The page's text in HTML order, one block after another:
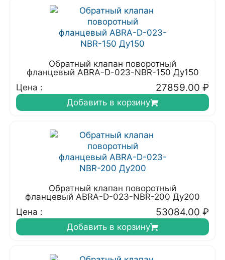
Обратный клапан поворотный
фланцевый ABRA-D-023-NBR-150 Ду150
Цена :
27859.00 ₽
Добавить в корзину
Обратный клапан поворотный
фланцевый ABRA-D-023-NBR-200 Ду200
Цена :
53084.00 ₽
Добавить в корзину